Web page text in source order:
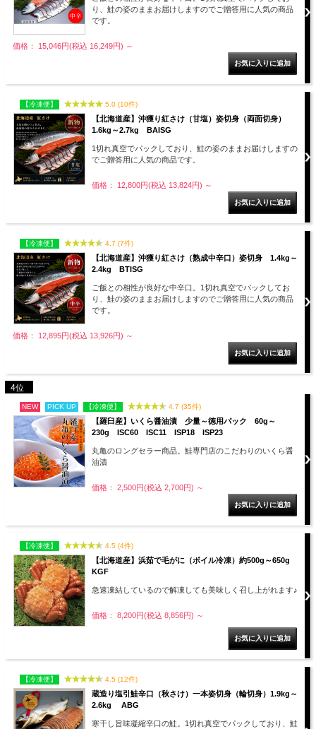
り、鮭の姿のままお届けしますのでご贈答用に人気の商品
です。
価格： 15,046円(税込 16,249円) ～
【冷凍便】 5.0 (10件)
【北海道産】沖獲り紅さけ（甘塩）姿切身（両面切身）
1.6kg～2.7kg BAISG
1切れ真空でパックしており、鮭の姿のままお届けしますの
でご贈答用に人気の商品です。
価格： 12,800円(税込 13,824円) ～
【冷凍便】 4.7 (7件)
【北海道産】沖獲り紅さけ（熟成中辛口）姿切身 1.4kg～
2.4kg BTISG
ご飯との相性が良好な中辛口。1切れ真空でパックしてお
り、鮭の姿のままお届けしますのでご贈答用に人気の商品
です。
価格： 12,895円(税込 13,926円) ～
4位
NEW PICK UP 【冷凍便】 4.7 (35件)
【羅臼産】いくら醤油漬 少量～徳用パック 60g～
230g ISC60 ISC11 ISP18 ISP23
丸亀のロングセラー商品。鮭専門店のこだわりのいくら醤
油漬
価格： 2,500円(税込 2,700円) ～
【冷凍便】 4.5 (4件)
【北海道産】浜茹で毛がに（ボイル冷凍）約500g～650g
KGF
急速凍結しているので解凍しても美味しく召し上がれます♪
価格： 8,200円(税込 8,856円) ～
【冷凍便】 4.5 (12件)
蔵造り塩引鮭辛口（秋さけ）一本姿切身（輪切身）1.9kg～
2.6kg ABG
寒干し旨味凝縮辛口の鮭。1切れ真空でパックしており、鮭